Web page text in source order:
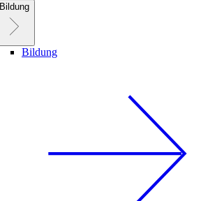
Bildung
Bildung